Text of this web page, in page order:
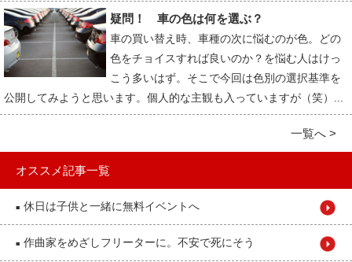
疑問！ 車の色は何を選ぶ？
車の買い替え時、車種の次に悩むのが色。どの
色をチョイスすれば良いのか？を悩む人はけっ
こう多いはず。そこで今回は色別の選択基準を
公開してみようと思います。個人的な主観も入っていますが（笑）...
一覧へ >
オススメ記事一覧
■ 休日は子供と一緒に無料イベントへ
■ 作曲家をめざしフリーターに。不安で死にそう